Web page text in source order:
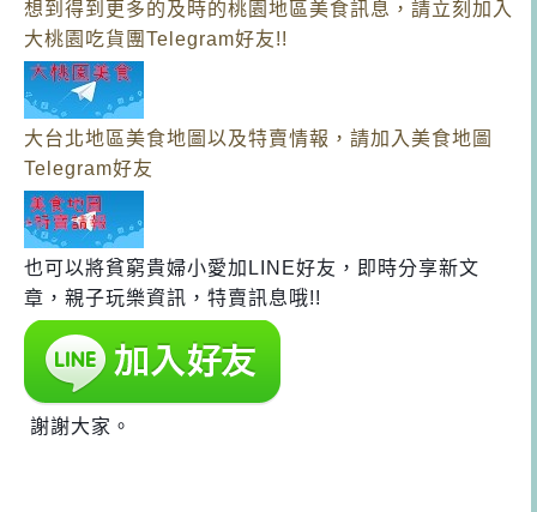
想到得到更多的及時的桃園地區美食訊息，請立刻加入
大桃園吃貨團Telegram好友!!
大台北地區美食地圖以及特賣情報，請加入美食地圖
Telegram好友
也可以將貧窮貴婦小愛加LINE好友，即時分享新文
章，親子玩樂資訊，特賣訊息哦!!
謝謝大家。